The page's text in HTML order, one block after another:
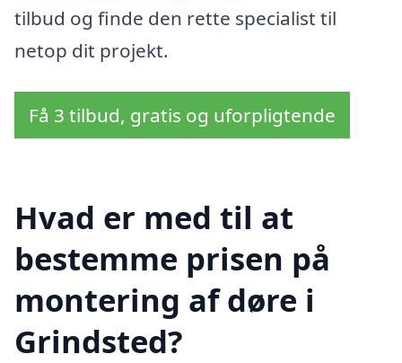
tilbud og finde den rette specialist til
netop dit projekt.
Få 3 tilbud, gratis og uforpligtende
Hvad er med til at
bestemme prisen på
montering af døre i
Grindsted?